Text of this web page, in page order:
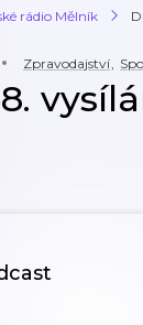
rádio Mělník
Zpravodajství,